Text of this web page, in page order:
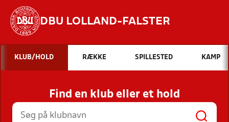
DBU LOLLAND-FALSTER
Hvad vil du søge efter?
INDHOLD OG NYHEDER
STILLINGER, RESULTATER, KLUBBER OG
HOLD
KLUB/HOLD RÆKKE SPILLESTED KAMP
Find en klub eller et hold